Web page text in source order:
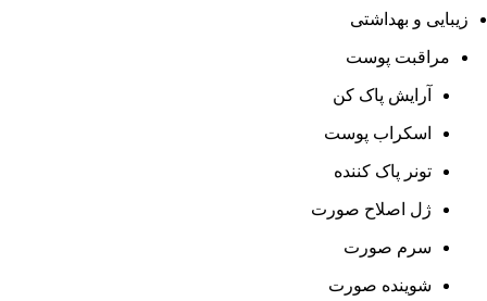
زیبایی و بهداشتی
مراقبت پوست
آرایش پاک کن
اسکراب پوست
تونر پاک کننده
ژل اصلاح صورت
سرم صورت
شوینده صورت